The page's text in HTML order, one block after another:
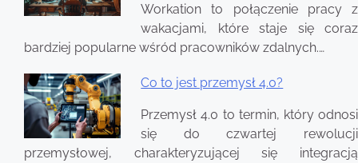
Workation to połączenie pracy z
wakacjami, które staje się coraz
bardziej popularne wśród pracowników zdalnych.…
Co to jest przemysł 4.0?
Przemysł 4.0 to termin, który odnosi
się do czwartej rewolucji
przemysłowej, charakteryzującej się integracją